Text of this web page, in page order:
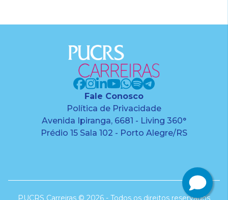
Fale Conosco
Política de Privacidade
Avenida Ipiranga, 6681 - Living 360°
Prédio 15 Sala 102 - Porto Alegre/RS
PUCRS Carreiras © 2026 - Todos os direitos reservados